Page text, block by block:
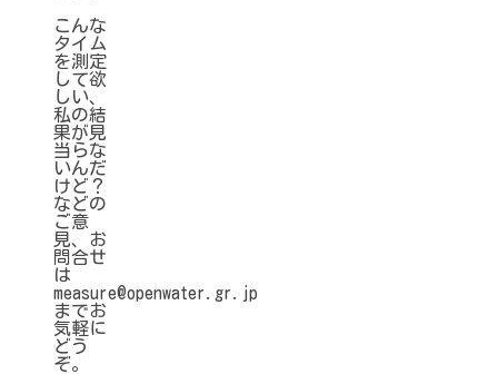
こんな
タイム
を測定
して欲
しい、
私の結
果が見
当らな
いんだ
けど？
などの
ご意
見、お
問合せ
は
measure@openwater.gr.jp
までお
気軽に
どう
ぞ。